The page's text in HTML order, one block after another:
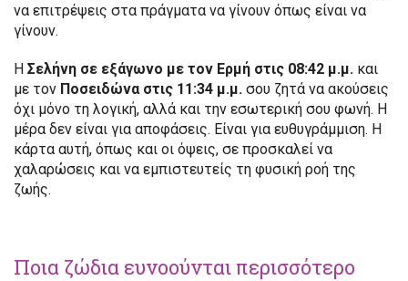
να επιτρέψεις στα πράγματα να γίνουν όπως είναι να
γίνουν.
Η Σελήνη σε εξάγωνο με τον Ερμή στις 08:42 μ.μ. και
με τον Ποσειδώνα στις 11:34 μ.μ. σου ζητά να ακούσεις
όχι μόνο τη λογική, αλλά και την εσωτερική σου φωνή. Η
μέρα δεν είναι για αποφάσεις. Είναι για ευθυγράμμιση. Η
κάρτα αυτή, όπως και οι όψεις, σε προσκαλεί να
χαλαρώσεις και να εμπιστευτείς τη φυσική ροή της
ζωής.
Ποια ζώδια ευνοούνται περισσότερο